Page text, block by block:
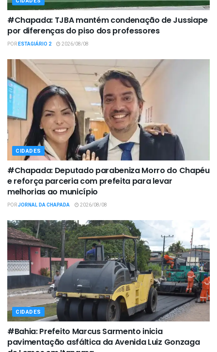
#Chapada: TJBA mantém condenação de Jussiape
por diferenças do piso dos professores
PORESTAGIÁRIO 2 2026/08/08
CIDADES
#Chapada: Deputado parabeniza Morro do Chapéu
e reforça parceria com prefeita para levar
melhorias ao município
PORJORNAL DA CHAPADA 2026/08/08
CIDADES
#Bahia: Prefeito Marcus Sarmento inicia
pavimentação asfáltica da Avenida Luiz Gonzaga